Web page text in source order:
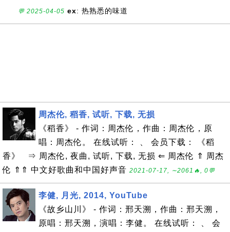
💬 2025-04-05 ex: 热熟悉的味道
周杰伦, 稻香, 试听, 下载, 无损
《稻香》 - 作词：周杰伦，作曲：周杰伦，原
唱：周杰伦。 在线试听： 、 会员下载： 《稻
香》 ⇒ 周杰伦, 夜曲, 试听, 下载, 无损 ⇐ 周杰伦 ⇑ 周杰
伦 ⇑⇑ 中文好歌曲和中国好声音 2021-07-17, ∼2061🔥, 0💬
李健, 月光, 2014, YouTube
《故乡山川》 - 作词：邢天溯，作曲：邢天溯，
原唱：邢天溯，演唱：李健。 在线试听： 、 会